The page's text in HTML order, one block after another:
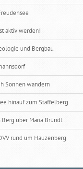
aktiv werden!
und Bergbau
Sonnen wandern
hinauf zum Staffelberg
Berg über Maria Bründl
rund um Hauzenberg